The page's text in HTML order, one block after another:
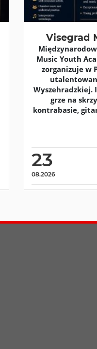
Visegrad
Music Youth
zorganizuje w
Wyszehradzkiej.
grze na
kontrabasie,
23
08.2026